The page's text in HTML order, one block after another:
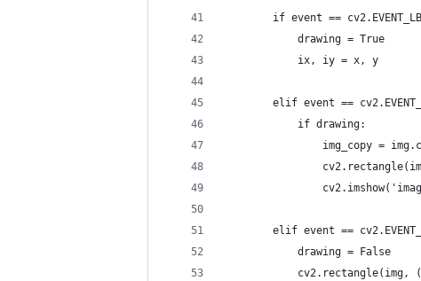
if event ==
            drawing = True
            ix, iy = x, y
elif event ==
            if drawing:
img_copy =
elif event ==
            drawing = False
cv2.rectangle(img,